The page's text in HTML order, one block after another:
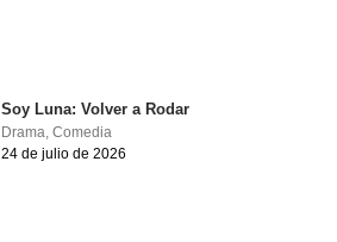
Soy Luna: Volver a Rodar
Drama,Comedia
24 de julio de 2026